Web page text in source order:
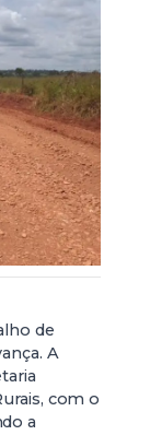
de
A
com o
a